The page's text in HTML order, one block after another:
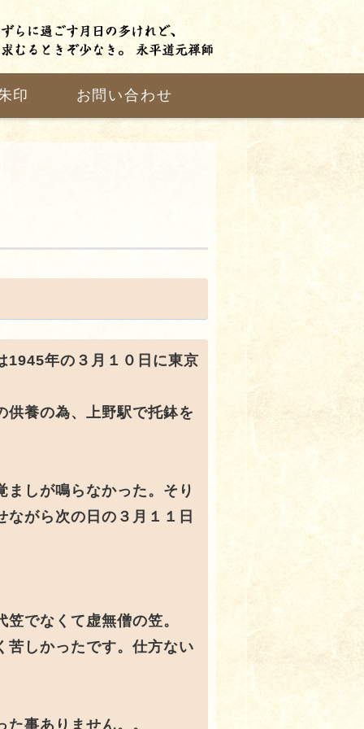
印 お問い合わせ
1945年の３月１０日に東京
養の為、上野駅で托鉢を
しが鳴らなかった。そり
がら次の日の３月１１日
でなくて虚無僧の笠。
苦しかったです。仕方ない
事ありません。。